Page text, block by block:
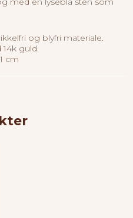
og blyfri materiale.
guld.
cm